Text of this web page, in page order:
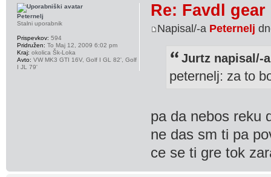
Re: Favdl
Napisal/-a Peternelj
Jurtz napisal/-
peternelj: za to
pa da nebos reku
ne das sm ti pa
ce se ti gre tok
Peternelj
Stalni uporabnik
Prispevkov: 594
Pridružen: To Maj 12, 2009 6:02 pm
Kraj: okolica Šk-Loka
Avto: VW MK3 GTI 16V, Golf I GL 82', Golf
I JL 79'